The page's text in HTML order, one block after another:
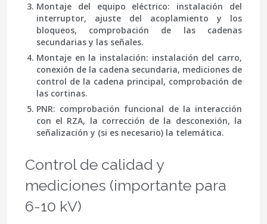
Montaje del equipo eléctrico: instalación del
interruptor, ajuste del acoplamiento y los
bloqueos, comprobación de las cadenas
secundarias y las señales.
Montaje en la instalación: instalación del carro,
conexión de la cadena secundaria, mediciones de
control de la cadena principal, comprobación de
las cortinas.
PNR: comprobación funcional de la interacción
con el RZA, la corrección de la desconexión, la
señalización y (si es necesario) la telemática.
Control de calidad y
mediciones (importante para
6-10 kV)